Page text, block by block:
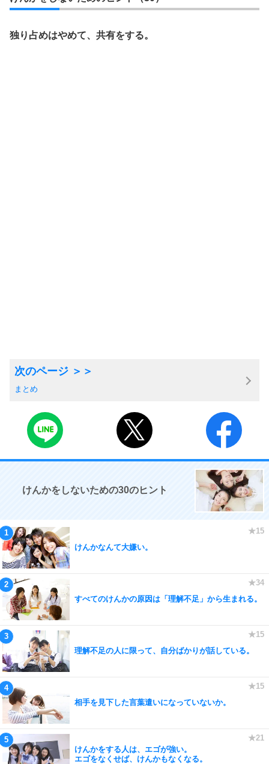
独り占めはやめて、共有をする。
まとめ
けんかをしないための30のヒント
けんかなんて大嫌い。
すべてのけんかの原因は「理解不足」から生まれる。
理解不足の人に限って、自分ばかりが話している。
相手を見下した言葉遣いになっていないか。
けんかをする人は、エゴが強い。
エゴをなくせば、けんかもなくなる。